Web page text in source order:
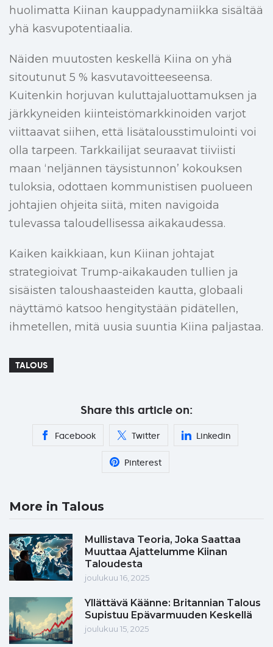
huolimatta Kiinan kauppadynamiikka sisältää
yhä kasvupotentiaalia.
Näiden muutosten keskellä Kiina on yhä
sitoutunut 5 % kasvutavoitteeseensa.
Kuitenkin horjuvan kuluttajaluottamuksen ja
järkkyneiden kiinteistömarkkinoiden varjot
viittaavat siihen, että lisätalousstimulointi voi
olla tarpeen. Tarkkailijat seuraavat tiiviisti
maan ‘neljännen täysistunnon’ kokouksen
tuloksia, odottaen kommunistisen puolueen
johtajien ohjeita siitä, miten navigoida
tulevassa taloudellisessa aikakaudessa.
Kaiken kaikkiaan, kun Kiinan johtajat
strategioivat Trump-aikakauden tullien ja
sisäisten taloushaasteiden kautta, globaali
näyttämö katsoo hengitystään pidätellen,
ihmetellen, mitä uusia suuntia Kiina paljastaa.
TALOUS
Share this article on:
Facebook Twitter Linkedin
Pinterest
More in Talous
Mullistava Teoria, Joka Saattaa
Muuttaa Ajattelumme Kiinan
Taloudesta
joulukuu 16, 2025
Yllättävä Käänne: Britannian Talous
Supistuu Epävarmuuden Keskellä
joulukuu 15, 2025